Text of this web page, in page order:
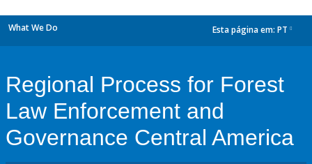
What We Do Esta página em: PT
Regional Process for Forest
Law Enforcement and
Governance Central America